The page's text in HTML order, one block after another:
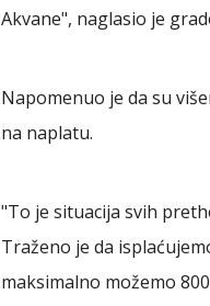
Akvane", naglasio je
Napomenuo je da su
na naplatu.
"To je situacija svih
Traženo je da
maksimalno možemo